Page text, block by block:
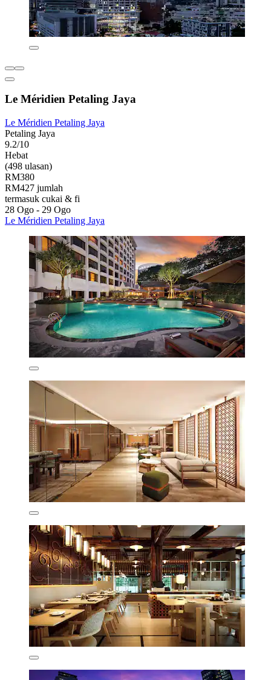
Le Méridien Petaling Jaya
Le Méridien Petaling Jaya
Petaling Jaya
9.2/10
Hebat
(498 ulasan)
RM380
RM427 jumlah
termasuk cukai & fi
28 Ogo - 29 Ogo
Le Méridien Petaling Jaya